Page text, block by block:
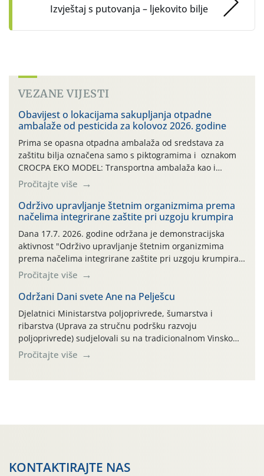
Izvještaj s putovanja – ljekovito bilje
VEZANE VIJESTI
Obavijest o lokacijama sakupljanja otpadne
ambalaže od pesticida za kolovoz 2026. godine
Prima se opasna otpadna ambalaža od sredstava za
zaštitu bilja označena samo s piktogramima i oznakom
CROCPA EKO MODEL: Transportna ambalaža kao i
ambalaža drugih proizvoda koji nisu sredstva za zaštitu
bilja (npr. ambalaža od mineralnih gnojiva,) se ne
prihvaća. Korisnicima je osiguran besplatni povrat
prazne ambalaže isključivo ovih tvrtki: AGROCHEM-MAKS,
AGRONOM, ALBAUGH TKI* (PINUS […]
Pročitajte više
Održivo upravljanje štetnim organizmima prema
načelima integrirane zaštite pri uzgoju krumpira
Dana 17.7. 2026. godine održana je demonstracijska
aktivnost "Održivo upravljanje štetnim organizmima
prema načelima integrirane zaštite pri uzgoju krumpira"
na pokusnom polju "Poredje", kraj naselja Belica (ARKOD
parcela ID 2445031) (središnji dio Međimurske županije).
Pročitajte više
Održani Dani svete Ane na Pelješcu
Djelatnici Ministarstva poljoprivrede, šumarstva i
ribarstva (Uprava za stručnu podršku razvoju
poljoprivrede) sudjelovali su na tradicionalnom Vinskom
forumu, održanom 24.07.2026. godine u Domu vinarske
tradicije u Putnikovićima na poluotoku Pelješcu, u
Pročitajte više
KONTAKTIRAJTE NAS